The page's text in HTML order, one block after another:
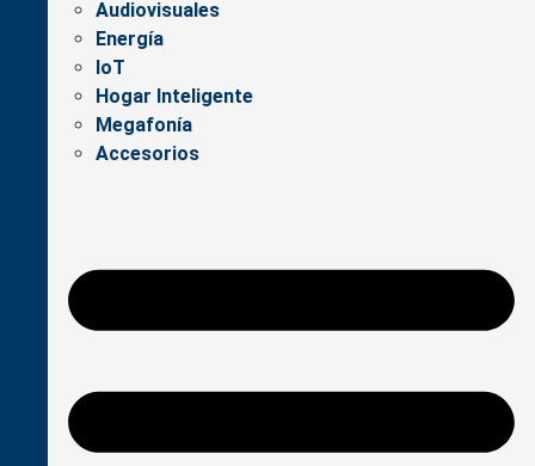
Audiovisuales
Energía
IoT
Hogar Inteligente
Megafonía
Accesorios